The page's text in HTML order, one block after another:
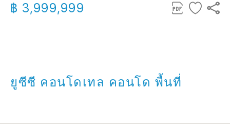
฿ 3,999,999
ยูซีซี คอนโดเทล คอนโด พื้นที่